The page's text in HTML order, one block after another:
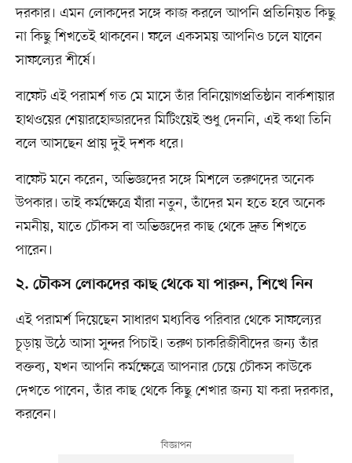
দরকার। এমন লোকদের সঙ্গে কাজ করলে আপনি প্রতিনিয়ত কিছু
না কিছু শিখতেই থাকবেন। ফলে একসময় আপনিও চলে যাবেন
সাফল্যের শীর্ষে।
বাফেট এই পরামর্শ গত মে মাসে তাঁর বিনিয়োগপ্রতিষ্ঠান বার্কশায়ার
হাথওয়ের শেয়ারহোল্ডারদের মিটিংয়েই শুধু দেননি, এই কথা তিনি
বলে আসছেন প্রায় দুই দশক ধরে।
বাফেট মনে করেন, অভিজ্ঞদের সঙ্গে মিশলে তরুণদের অনেক
উপকার। তাই কর্মক্ষেত্রে যাঁরা নতুন, তাঁদের মন হতে হবে অনেক
নমনীয়, যাতে চৌকস বা অভিজ্ঞদের কাছ থেকে দ্রুত শিখতে
পারেন।
২. চৌকস লোকদের কাছ থেকে যা পারুন, শিখে নিন
এই পরামর্শ দিয়েছেন সাধারণ মধ্যবিত্ত পরিবার থেকে সাফল্যের
চূড়ায় উঠে আসা সুন্দর পিচাই। তরুণ চাকরিজীবীদের জন্য তাঁর
বক্তব্য, যখন আপনি কর্মক্ষেত্রে আপনার চেয়ে চৌকস কাউকে
দেখতে পাবেন, তাঁর কাছ থেকে কিছু শেখার জন্য যা করা দরকার,
করবেন।